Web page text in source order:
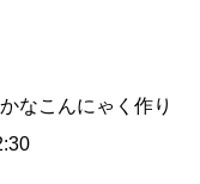
なこんにゃく作り